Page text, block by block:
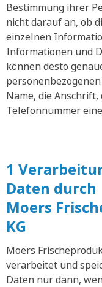
Bestimmung ihrer
nicht darauf an, ob
einzelnen
Informationen und
können desto
Name, die Anschrift,
Telefonnummer
1
Daten durch
Moers
KG
Moers
verarbeitet und
Daten nur dann,